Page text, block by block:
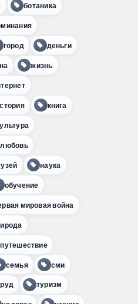
ботаника
город деньги
жизнь
книга
любовь
наука
обучение
мировая война
путешествие
семья сми
туризм